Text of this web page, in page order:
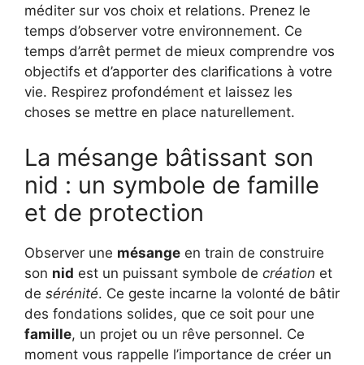
méditer sur vos choix et relations. Prenez le
temps d’observer votre environnement. Ce
temps d’arrêt permet de mieux comprendre vos
objectifs et d’apporter des clarifications à votre
vie. Respirez profondément et laissez les
choses se mettre en place naturellement.
La mésange bâtissant son
nid : un symbole de famille
et de protection
Observer une mésange en train de construire
son nid est un puissant symbole de création et
de sérénité. Ce geste incarne la volonté de bâtir
des fondations solides, que ce soit pour une
famille, un projet ou un rêve personnel. Ce
moment vous rappelle l’importance de créer un